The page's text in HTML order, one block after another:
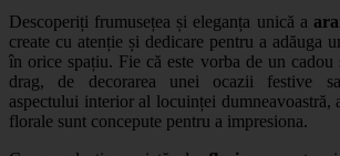
Descoperiți frumusețea și eleganța unică a
create cu atenție și dedicare pentru a adăuga
în orice spațiu. Fie că este vorba de un cadou
drag, de decorarea unei ocazii festive
aspectului interior al locuinței dumneavoastră,
florale sunt concepute pentru a impresiona.